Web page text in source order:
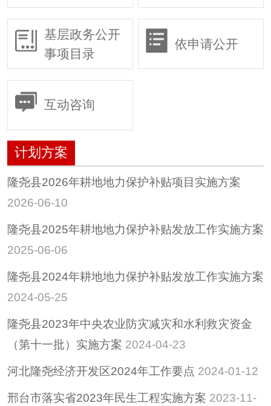
区域规划
行政执法
预算/决算
政府采购
建议提案
招考招录
重大会议
其他
基层政务公开
事项目录
依申请公开
互动咨询
计划方案
隆尧县2026年耕地地力保护补贴项目实施方案
2026-06-10
隆尧县2025年耕地地力保护补贴发放工作实施方案
2025-06-06
隆尧县2024年耕地地力保护补贴发放工作实施方案
2024-05-25
隆尧县2023年中央农业防灾减灾和水利救灾资金
（第十一批）实施方案 2024-04-23
河北隆尧经济开发区2024年工作要点 2024-01-12
邢台市落实省2023年民生工程实施方案 2023-11-